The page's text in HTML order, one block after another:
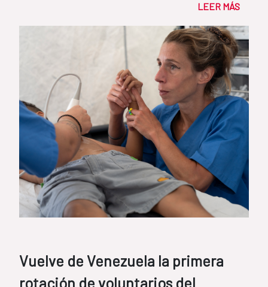
LEER MÁS
Vuelve de Venezuela la primera
rotación de voluntarios del